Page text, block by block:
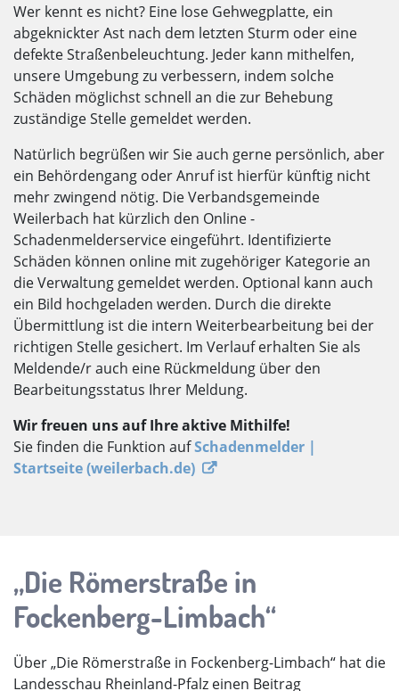
Wer kennt es nicht? Eine lose Gehwegplatte, ein
abgeknickter Ast nach dem letzten Sturm oder eine
defekte Straßenbeleuchtung. Jeder kann mithelfen,
unsere Umgebung zu verbessern, indem solche
Schäden möglichst schnell an die zur Behebung
zuständige Stelle gemeldet werden.
Natürlich begrüßen wir Sie auch gerne persönlich, aber
ein Behördengang oder Anruf ist hierfür künftig nicht
mehr zwingend nötig. Die Verbandsgemeinde
Weilerbach hat kürzlich den Online -
Schadenmelderservice eingeführt. Identifizierte
Schäden können online mit zugehöriger Kategorie an
die Verwaltung gemeldet werden. Optional kann auch
ein Bild hochgeladen werden. Durch die direkte
Übermittlung ist die intern Weiterbearbeitung bei der
richtigen Stelle gesichert. Im Verlauf erhalten Sie als
Meldende/r auch eine Rückmeldung über den
Bearbeitungsstatus Ihrer Meldung.
Wir freuen uns auf Ihre aktive Mithilfe!
Sie finden die Funktion aufSchadenmelder |
Startseite (weilerbach.de)
„Die Römerstraße in
Fockenberg-Limbach“
Über „Die Römerstraße in Fockenberg-Limbach“ hat die
Landesschau Rheinland-Pfalz einen Beitrag